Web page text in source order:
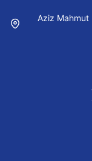
Aziz Mahmut